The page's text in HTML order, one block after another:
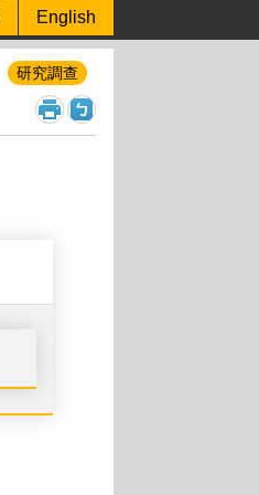
English
研究調查